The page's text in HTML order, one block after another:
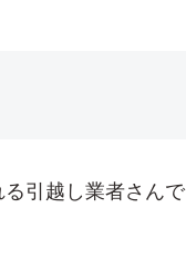
引越し業者さんで